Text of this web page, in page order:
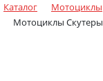
Каталог
Мотоциклы
Мотоциклы Скутеры